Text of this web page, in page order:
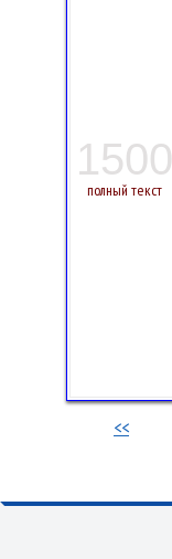
1500
полный текст
<<